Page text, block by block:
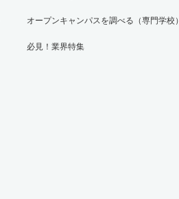
オープンキャンパスを調べる（専門学校）
必見！業界特集